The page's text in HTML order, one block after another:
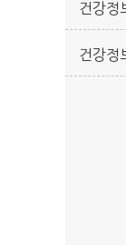
건강정
건강정